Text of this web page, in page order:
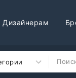
Дизайнерам